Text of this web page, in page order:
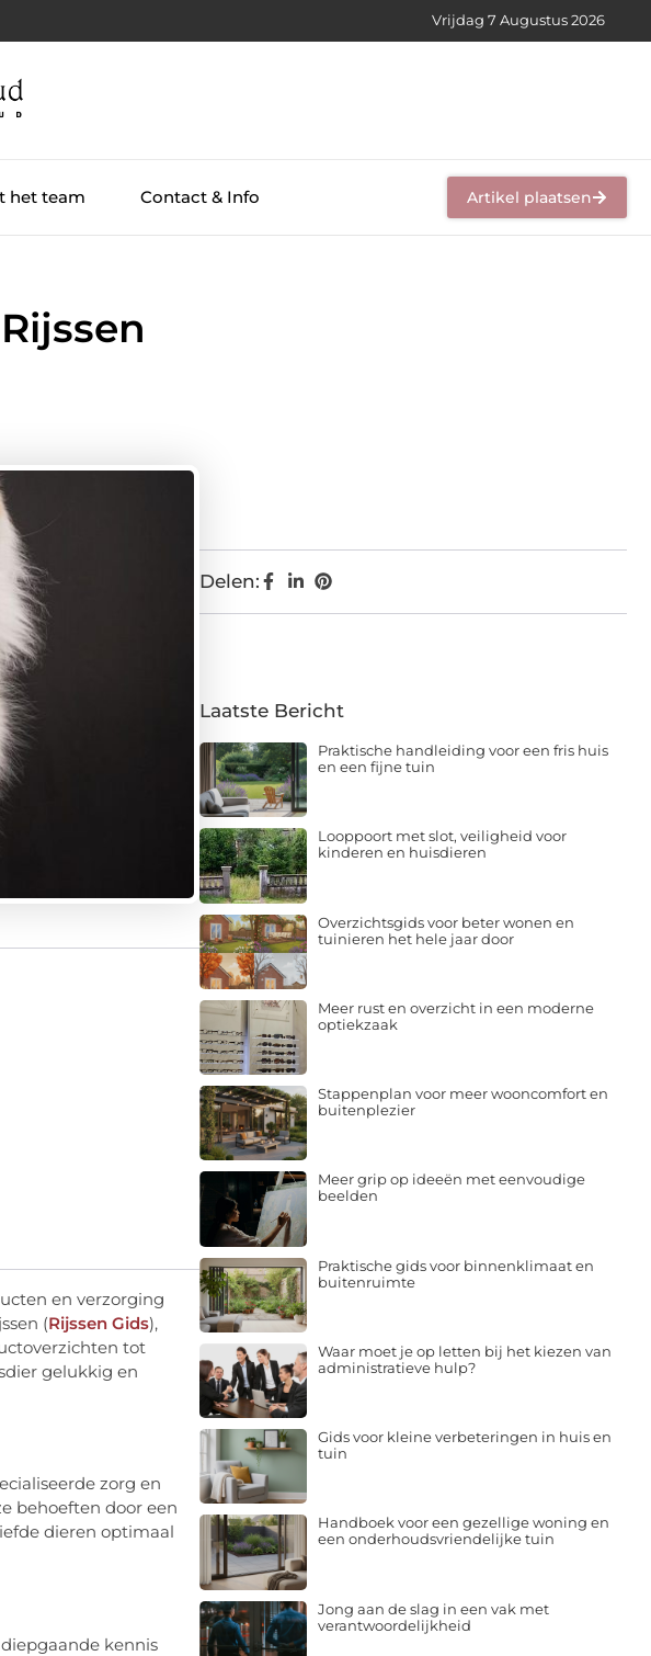
Vrijdag 7 Augustus 2026
het team Contact & Info Artikel plaatsen
en verzorging
(Rijssen Gids),
tot
gelukkig en
zorg en
behoeften door een
dieren optimaal
kennis
Delen:
Laatste Bericht
Praktische handleiding voor een fris huis
en een fijne tuin
Looppoort met slot, veiligheid voor
kinderen en huisdieren
Overzichtsgids voor beter wonen en
tuinieren het hele jaar door
Meer rust en overzicht in een moderne
optiekzaak
Stappenplan voor meer wooncomfort en
buitenplezier
Meer grip op ideeën met eenvoudige
beelden
Praktische gids voor binnenklimaat en
buitenruimte
Waar moet je op letten bij het kiezen van
administratieve hulp?
Gids voor kleine verbeteringen in huis en
tuin
Handboek voor een gezellige woning en
een onderhoudsvriendelijke tuin
Jong aan de slag in een vak met
verantwoordelijkheid